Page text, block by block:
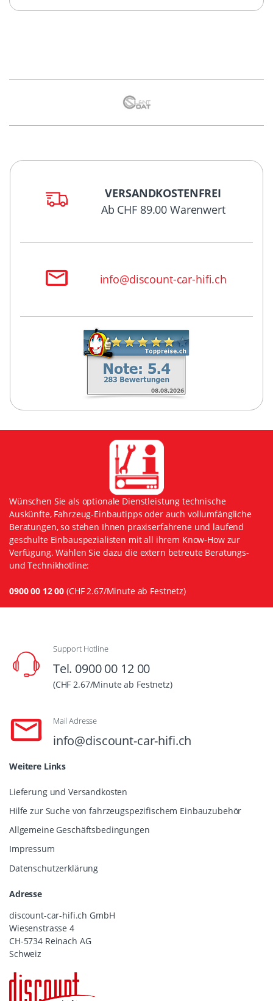
VERSANDKOSTENFREI
Ab CHF 89.00 Warenwert
info@discount-car-hifi.ch
Wünschen Sie als optionale Dienstleistung technische
Auskünfte, Fahrzeug-Einbautipps oder auch vollumfängliche
Beratungen, so stehen Ihnen praxiserfahrene und laufend
geschulte Einbauspezialisten mit all ihrem Know-How zur
Verfügung. Wählen Sie dazu die extern betreute Beratungs-
und Technikhotline:
0900 00 12 00 (CHF 2.67/Minute ab Festnetz)
Support Hotline
Tel. 0900 00 12 00
(CHF 2.67/Minute ab Festnetz)
Mail Adresse
info@discount-car-hifi.ch
Weitere Links
Lieferung und Versandkosten
Hilfe zur Suche von fahrzeugspezifischem Einbauzubehör
Allgemeine Geschäftsbedingungen
Impressum
Datenschutzerklärung
Adresse
discount-car-hifi.ch GmbH
Wiesenstrasse 4
CH-5734 Reinach AG
Schweiz